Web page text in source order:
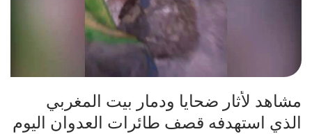
مشاهد لأثار ضحايا ودمار بيت المغربي
الذي استهدفه قصف طائرات العدوان اليوم